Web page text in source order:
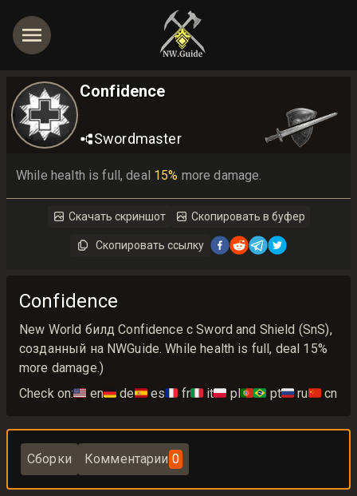
Confidence
Swordmaster
While health is full, deal 15% more damage.
Скачать скриншот Скопировать в буфер
Скопировать ссылку
Confidence
New World билд Confidence с Sword and Shield (SnS),
созданный на NWGuide. While health is full, deal 15%
more damage.)
Check on:🇺🇸 en🇩🇪 de🇪🇸 es🇫🇷 fr🇮🇹 it🇵🇱 pl🇵🇹🇧🇷 pt🇷🇺 ru🇨🇳 cn
Сборки Комментарии 0